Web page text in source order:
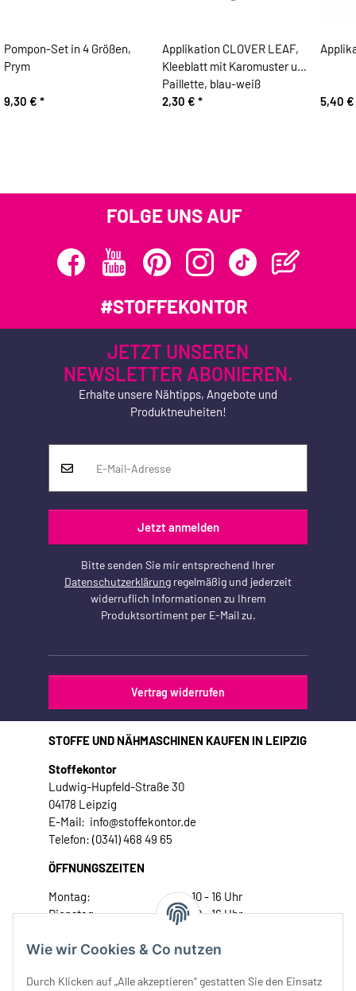
Wie wir Cookies & Co nutzen
Durch Klicken auf „Alle akzeptieren“ gestatten Sie den Einsatz
Pompon-Set in 4 Größen,
Prym
9,30 € *
Applikation CLOVER LEAF,
Kleeblatt mit Karomuster und
Paillette, blau-weiß
2,30 € * 5,40 €
FOLGE UNS AUF
#STOFFEKONTOR
JETZT UNSEREN
NEWSLETTER ABONIEREN.
Erhalte unsere Nähtipps, Angebote und
Produktneuheiten!
Jetzt anmelden
Bitte senden Sie mir entsprechend Ihrer
Datenschutzerklärung regelmäßig und jederzeit
widerruflich Informationen zu Ihrem
Produktsortiment per E-Mail zu.
Vertrag widerrufen
STOFFE UND NÄHMASCHINEN KAUFEN IN LEIPZIG
Stoffekontor
Ludwig-Hupfeld-Straße 30
04178 Leipzig
E-Mail: info@stoffekontor.de
Telefon: (0341) 468 49 65
ÖFFNUNGSZEITEN
Montag:
10 - 16 Uhr
Dienstag:
10 - 16 Uhr
Donnerstag:
10 - 18 Uhr
Samstag:
10 - 14 Uhr